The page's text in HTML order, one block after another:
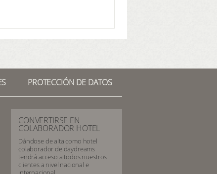
PROTECCIÓN DE DATOS
CONVERTIRSE EN
COLABORADOR HOTEL
Dándose de alta como hotel
colaborador de daydreams
tendrá acceso a todos nuestros
clientes a nivel nacional e